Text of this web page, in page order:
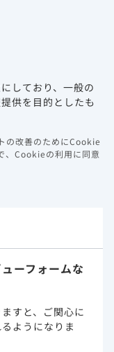
ます。
しており、 一般の
供を目的としたも
の改善のためにCookie
、Cookieの利用に同意
ーフォームな
すと、 ご関心に
ようになりま